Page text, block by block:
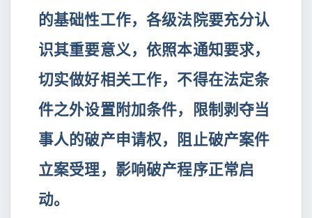
的基础性工作，各级法院要充分认
识其重要意义，依照本通知要求，
切实做好相关工作，不得在法定条
件之外设置附加条件，限制剥夺当
事人的破产申请权，阻止破产案件
立案受理，影响破产程序正常启
动。